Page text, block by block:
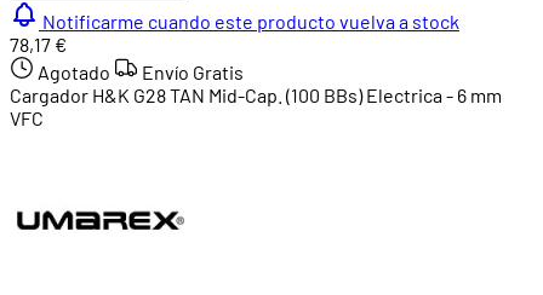
Notificarme cuando este producto vuelva a stock
78,17 €
Agotado
Envío Gratis
Cargador H&K G28 TAN Mid-Cap. (100 BBs) Electrica - 6 mm
VFC